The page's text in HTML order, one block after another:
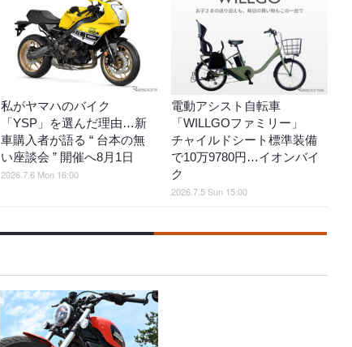
私がヤマハのバイク
「YSP」を選んだ理由…新
車購入者が語る “ 台本の無
い座談会 ” 開催へ8月1日
2026.7.6 Mon 16:00
電動アシスト自転車
「WILLGOファミリー」
チャイルドシート標準装備
で10万9780円…イオンバイ
ク
2026.7.5 Sun 15:00